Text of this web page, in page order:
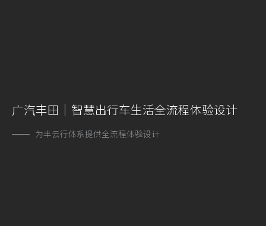
广汽丰田｜智慧出行车生活全流程体验设计
为丰云行体系提供全流程体验设计